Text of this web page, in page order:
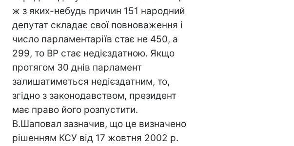
ж з яких-небудь причин 151 народний
депутат складає свої повноваження і
число парламентаріїв стає не 450, а
299, то ВР стає недієздатною. Якщо
протягом 30 днів парламент
залишатиметься недієздатним, то,
згідно з законодавством, президент
має право його розпустити.
В.Шаповал зазначив, що це визначено
рішенням КСУ від 17 жовтня 2002 р.